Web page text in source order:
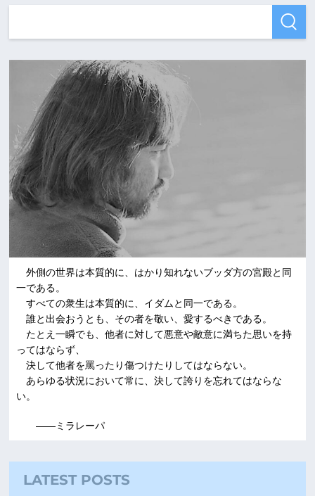
外側の世界は本質的に、はかり知れないブッダ方の宮殿と同
一である。
すべての衆生は本質的に、イダムと同一である。
誰と出会おうとも、その者を敬い、愛するべきである。
たとえ一瞬でも、他者に対して悪意や敵意に満ちた思いを持
ってはならず、
決して他者を罵ったり傷つけたりしてはならない。
あらゆる状況において常に、決して誇りを忘れてはならな
い。
――ミラレーパ
LATEST POSTS